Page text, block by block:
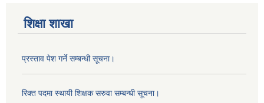
शिक्षा शाखा
प्रस्ताव पेश गर्ने सम्बन्धी सूचना।
रिक्त पदमा स्थायी शिक्षक सरुवा सम्बन्धी सूचना।